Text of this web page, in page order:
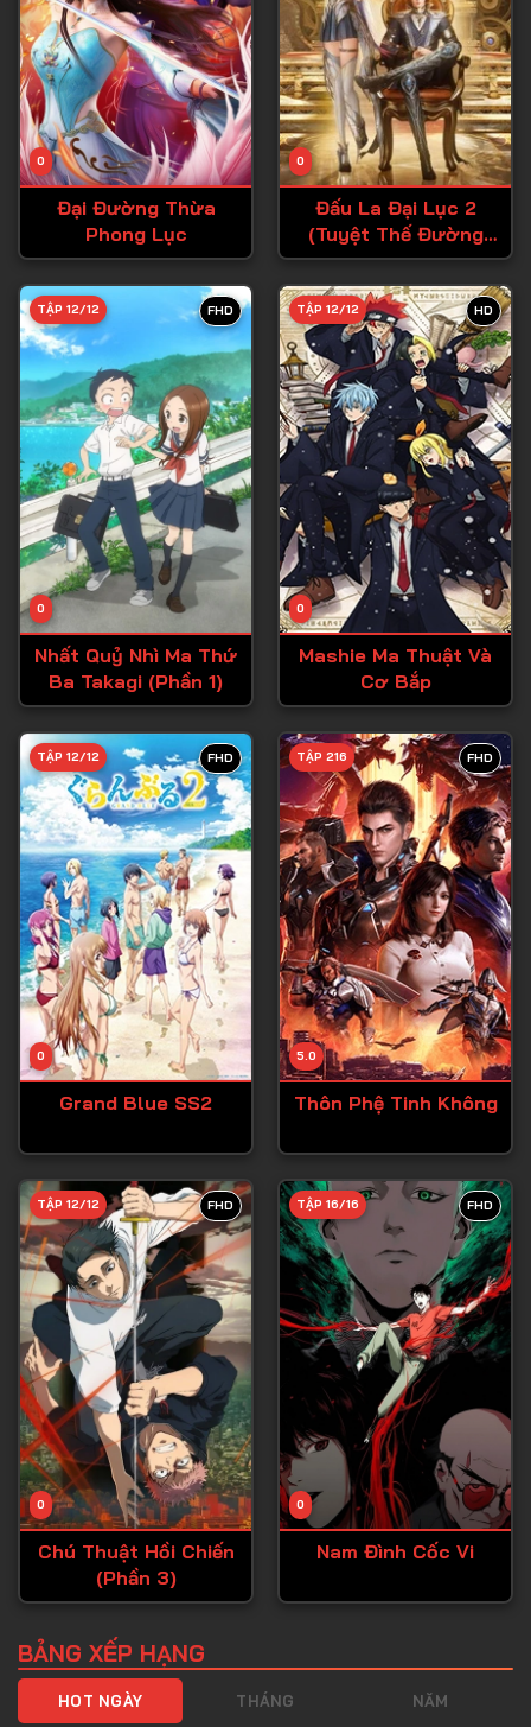
Tập 11
Tập 12
Tập 13
Tập 14
Tập 15
Tập 17
Tập 18
Tập 19
Tập 20
Tập 21
Tập 22
Tập 23
Tập 24
Tập 25
Tập 26
Tập 29
Tập 30
Tập 31
Tập 32
Tập 33
Tập 34
Tập 35
Tập 36
Tập 39
Tập 40
Tập 41
Tập 42
Tập 43
Tập 44
Tập 45
Tập 46
Tập 47
Tập 49
0
Đại Đường Thừa
Phong Lục
0
Đấu La Đại Lục 2
(Tuyệt Thế Đường
Môn)
FHD
0
TẬP 12/12
Nhất Quỷ Nhì Ma Thứ
Ba Takagi (Phần 1)
HD
0
TẬP 12/12
Mashie Ma Thuật Và
Cơ Bắp
FHD
0
TẬP 12/12
Grand Blue SS2
FHD
5.0
TẬP 216
Thôn Phệ Tinh Không
FHD
0
TẬP 12/12
Chú Thuật Hồi Chiến
(Phần 3)
FHD
0
TẬP 16/16
Nam Đình Cốc Vi
BẢNG XẾP HẠNG
HOT NGÀY THÁNG NĂM